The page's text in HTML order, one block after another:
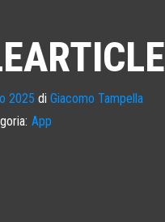
2025 di Giacomo Tampella
App